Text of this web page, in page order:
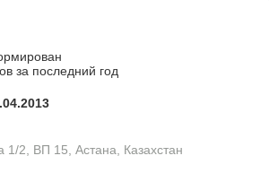
за последний год
1/2, ВП 15, Астана, Казахстан